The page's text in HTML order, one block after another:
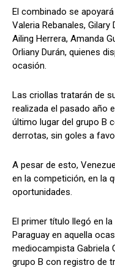
El combinado se
Valeria Rebanales, Gilary
Ailing Herrera, Amanda
Orliany Durán, quienes
ocasión.
Las criollas tratarán de
realizada el pasado año
último lugar del grupo B
derrotas, sin goles a
A pesar de esto,
en la competición, en la
oportunidades.
El primer título llegó en
Paraguay en aquella
mediocampista Gabriela
grupo B con registro de